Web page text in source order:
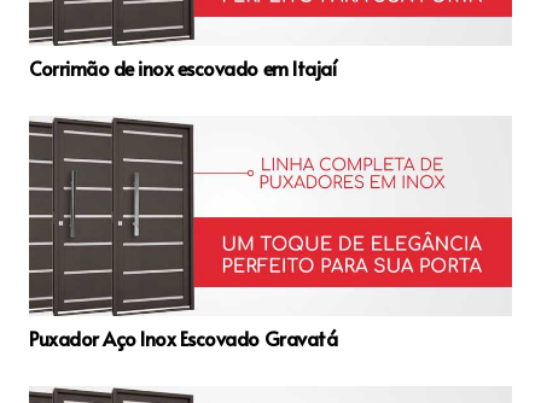
Corrimão de inox escovado em Itajaí
Puxador Aço Inox Escovado Gravatá